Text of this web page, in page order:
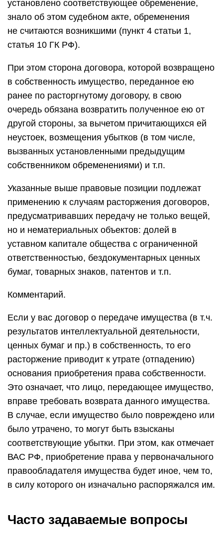
установлено соответствующее обременение,
знало об этом судебном акте, обременения
не считаются возникшими (пункт 4 статьи 1,
статья 10 ГК РФ).
При этом сторона договора, которой возвращено
в собственность имущество, переданное ею
ранее по расторгнутому договору, в свою
очередь обязана возвратить полученное ею от
другой стороны, за вычетом причитающихся ей
неустоек, возмещения убытков (в том числе,
вызванных установленными предыдущим
собственником обременениями) и т.п.
Указанные выше правовые позиции подлежат
применению к случаям расторжения договоров,
предусматривавших передачу не только вещей,
но и нематериальных объектов: долей в
уставном капитале общества с ограниченной
ответственностью, бездокументарных ценных
бумаг, товарных знаков, патентов и т.п.
Комментарий.
Если у вас договор о передаче имущества (в т.ч.
результатов интеллектуальной деятельности,
ценных бумаг и пр.) в собственность, то его
расторжение приводит к утрате (отпадению)
основания приобретения права собственности.
Это означает, что лицо, передающее имущество,
вправе требовать возврата данного имущества.
В случае, если имущество было повреждено или
было утрачено, то могут быть взысканы
соответствующие убытки. При этом, как отмечает
ВАС РФ, приобретение права у первоначального
правообладателя имущества будет иное, чем то,
в силу которого он изначально распоряжался им.
Часто задаваемые вопросы